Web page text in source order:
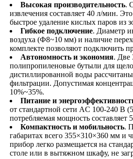
Высокая производительность.
извлечения составляет 40 л/мин.
быстрое удаление кислых паров из
Гибкое подключение. Диаметр
воздуха (Ф8~10 мм) и наличие
комплекте позволяют подключить
Автономность и экономия. Две
полипропиленовые бутыли для
дистиллированной воды
фильтрации. Допустимая
10%~35%.
Питание и
от стандартной сети AC 100-240 В
потребляемая мощность составляет
Компактность и мобильность.
габаритах всего 355×310×360 мм и
прибор легко размещается на
столе или в вытяжном шкафу, не